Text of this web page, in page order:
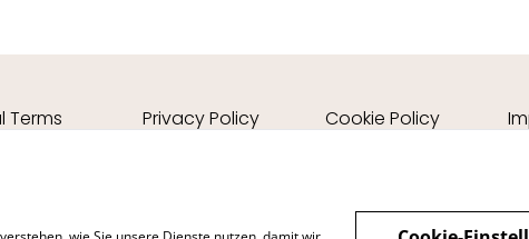
Terms Privacy Policy Cookie Policy